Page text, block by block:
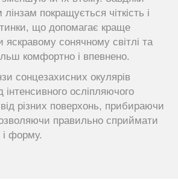
покращується чіткість і
що допомагає краще
яскравому сонячному світлі та
комфортно і впевнено.
сонцезахисних окулярів
інтенсивного осліпляючого
від різних поверхонь, прибираючи
правильно сприймати
і форму.